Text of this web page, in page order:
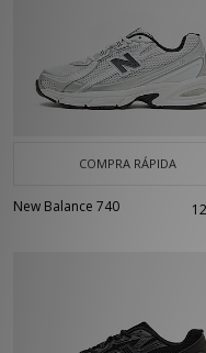
COMPRA RÁPIDA
New Balance 740